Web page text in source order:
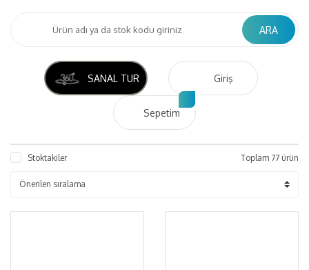
ARA
SANAL TUR Giriş
Sepetim
Stoktakiler Toplam 77 ürün